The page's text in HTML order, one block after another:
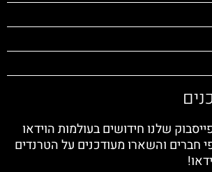
שלנו חידושים בעולמות הוידאו
חברים והשארו מעודכנים על הטרנדים